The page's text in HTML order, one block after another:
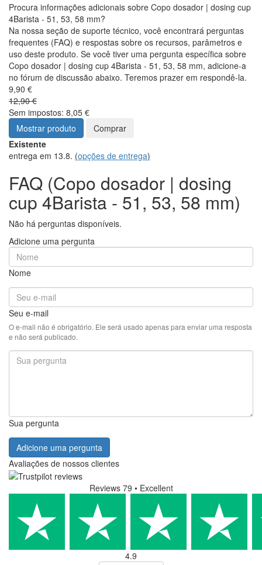
Procura informações adicionais sobre Copo dosador | dosing cup
4Barista - 51, 53, 58 mm?
Na nossa seção de suporte técnico, você encontrará perguntas
frequentes (FAQ) e respostas sobre os recursos, parâmetros e
uso deste produto. Se você tiver uma pergunta específica sobre
Copo dosador | dosing cup 4Barista - 51, 53, 58 mm, adicione-a
no fórum de discussão abaixo. Teremos prazer em respondê-la.
9,90 €
12,90 €
Sem impostos: 8,05 €
Mostrar produto
Comprar
Existente
entrega em 13.8. (opções de entrega)
FAQ (Copo dosador | dosing
cup 4Barista - 51, 53, 58 mm)
Não há perguntas disponíveis.
Adicione uma pergunta
Nome
Seu e-mail
O e-mail não é obrigatório. Ele será usado apenas para enviar uma resposta
e não será publicado.
Sua pergunta
Adicione uma pergunta
Avaliações de nossos clientes
Reviews 79 • Excellent
4.9